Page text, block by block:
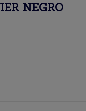
NEGRO